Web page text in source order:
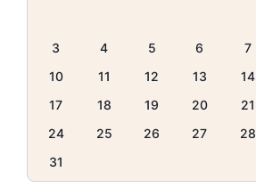
3
4 5 6 7
10
11 12 13 14
17
18 19 20 21
24
25 26 27 28
31